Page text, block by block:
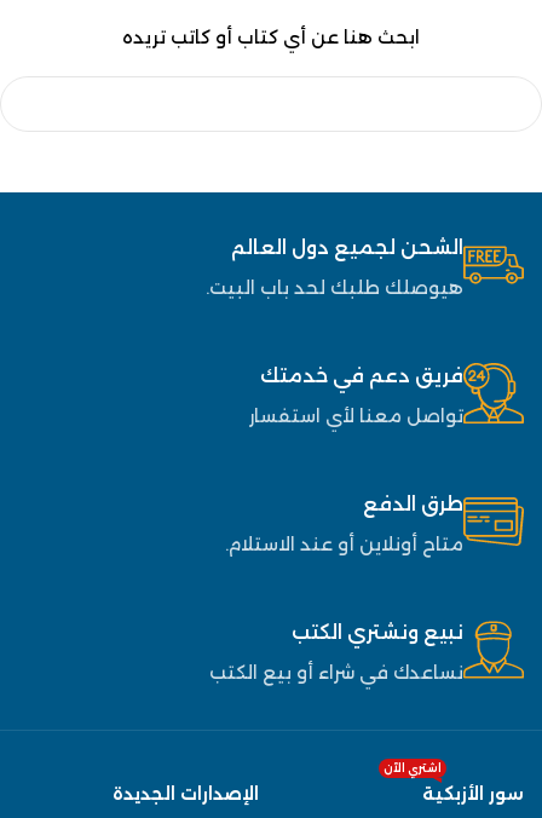
ابحث هنا عن أي كتاب أو كاتب تريده
الشحن لجميع دول العالم
هيوصلك طلبك لحد باب البيت.
فريق دعم في خدمتك
تواصل معنا لأي استفسار
طرق الدفع
متاح أونلاين أو عند الاستلام.
نبيع ونشتري الكتب
نساعدك في شراء أو بيع الكتب
سور الأزبكية
اشتري الآن
الإصدارات الجديدة